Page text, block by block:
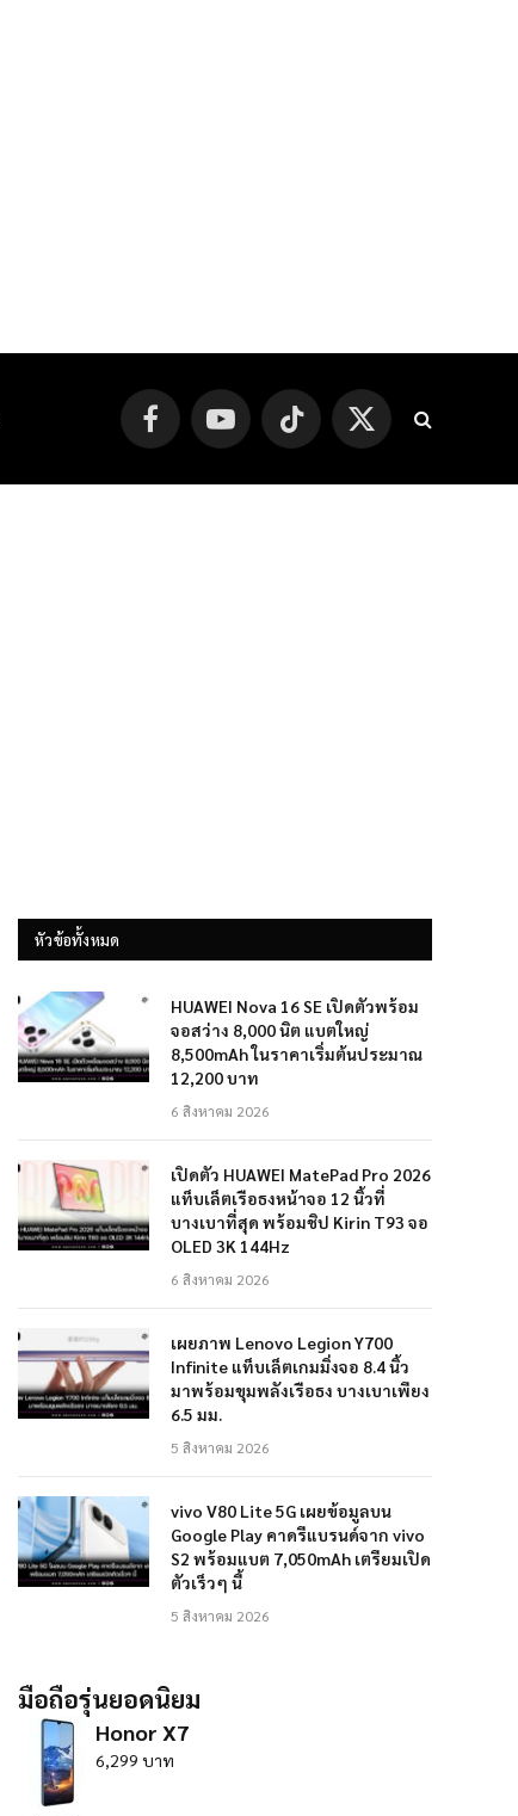
FacebookYouTube TikTok
X
(Twitter)
หัวข้อทั้งหมด
HUAWEI Nova 16 SE เปิดตัวพร้อม
จอสว่าง 8,000 นิต แบตใหญ่
8,500mAh ในราคาเริ่มต้นประมาณ
12,200 บาท
6 สิงหาคม 2026
เปิดตัว HUAWEI MatePad Pro 2026
แท็บเล็ตเรือธงหน้าจอ 12 นิ้วที่
บางเบาที่สุด พร้อมชิป Kirin T93 จอ
OLED 3K 144Hz
6 สิงหาคม 2026
เผยภาพ Lenovo Legion Y700
Infinite แท็บเล็ตเกมมิ่งจอ 8.4 นิ้ว
มาพร้อมขุมพลังเรือธง บางเบาเพียง
6.5 มม.
5 สิงหาคม 2026
vivo V80 Lite 5G เผยข้อมูลบน
Google Play คาดรีแบรนด์จาก vivo
S2 พร้อมแบต 7,050mAh เตรียมเปิด
ตัวเร็วๆ นี้
5 สิงหาคม 2026
มือถือรุ่นยอดนิยม
Honor X7
6,299 บาท